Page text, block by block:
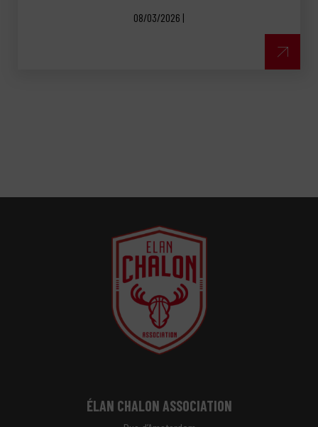
08/03/2026 |
ÉLAN CHALON ASSOCIATION